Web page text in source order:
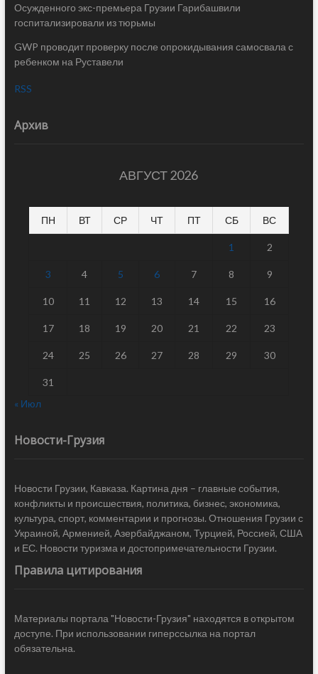
Осужденного экс-премьера Грузии Гарибашвили
госпитализировали из тюрьмы
GWP проводит проверку после опрокидывания самосвала с
ребенком на Руставели
RSS
Архив
АВГУСТ 2026
ПН ВТ СР ЧТ ПТ СБ ВС
1 2
3 4 5 6 7 8 9
10 11 12 13 14 15 16
17 18 19 20 21 22 23
24 25 26 27 28 29 30
31
« Июл
Новости-Грузия
Новости Грузии, Кавказа. Картина дня – главные события,
конфликты и происшествия, политика, бизнес, экономика,
культура, спорт, комментарии и прогнозы. Отношения Грузии с
Украиной, Арменией, Азербайджаном, Турцией, Россией, США
и ЕС. Новости туризма и достопримечательности Грузии.
Правила цитирования
Материалы портала "Новости-Грузия" находятся в открытом
доступе. При использовании гиперссылка на портал
обязательна.